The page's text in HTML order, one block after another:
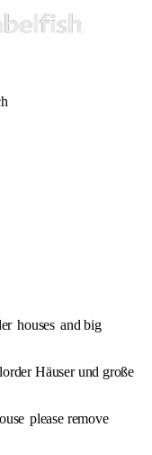
houses and big
Häuser und große
please remove